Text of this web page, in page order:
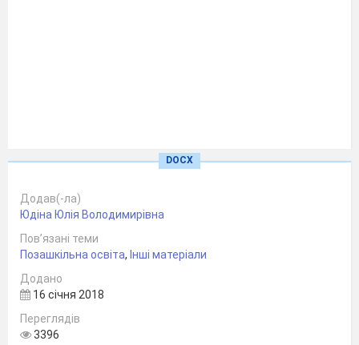
Керівник проекту
DOCX
Додав(-ла)
Юдіна Юлія Володимирівна
Пов’язані теми
Позашкільна освіта, Інші матеріали
Додано
16 січня 2018
Переглядів
3396